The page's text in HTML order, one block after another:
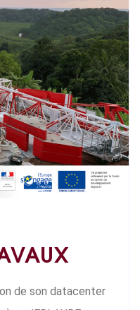
de son datacenter